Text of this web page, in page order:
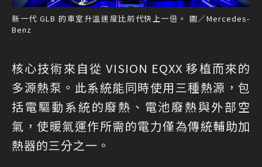
新一代 GLB 的車室升溫速度比前代快上一倍。 圖／Mercedes-
Benz
核心技術來自從 VISION EQXX 移植而來的
多源熱泵。此系統能同時使用三種熱源，包
括電驅動系統的廢熱、電池廢熱與外部空
氣，使暖氣運作所需的電力僅為傳統輔助加
熱器的三分之一。